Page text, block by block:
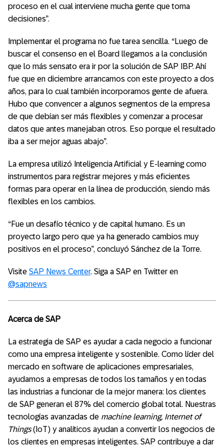
proceso en el cual interviene mucha gente que toma
decisiones”.
Implementar el programa no fue tarea sencilla. “Luego de
buscar el consenso en el Board llegamos a la conclusión
que lo más sensato era ir por la solución de SAP IBP. Ahí
fue que en diciembre arrancamos con este proyecto a dos
años, para lo cual también incorporamos gente de afuera.
Hubo que convencer a algunos segmentos de la empresa
de que debían ser más flexibles y comenzar a procesar
datos que antes manejaban otros. Eso porque el resultado
iba a ser mejor aguas abajo”.
La empresa utilizó Inteligencia Artificial y E-learning como
instrumentos para registrar mejores y más eficientes
formas para operar en la línea de producción, siendo más
flexibles en los cambios.
“Fue un desafío técnico y de capital humano. Es un
proyecto largo pero que ya ha generado cambios muy
positivos en el proceso”, concluyó Sánchez de la Torre.
Visite SAP News Center. Siga a SAP en Twitter en
@sapnews
Acerca de SAP
La estrategia de SAP es ayudar a cada negocio a funcionar
como una empresa inteligente y sostenible. Como líder del
mercado en software de aplicaciones empresariales,
ayudamos a empresas de todos los tamaños y en todas
las industrias a funcionar de la mejor manera: los clientes
de SAP generan el 87% del comercio global total. Nuestras
tecnologías avanzadas de machine learning, Internet of
Things(IoT) y analíticos ayudan a convertir los negocios de
los clientes en empresas inteligentes. SAP contribuye a dar